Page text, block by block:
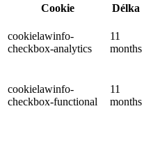
Cookie
Délka
cookielawinfo-
checkbox-analytics
11
months
cookielawinfo-
checkbox-functional
11
months